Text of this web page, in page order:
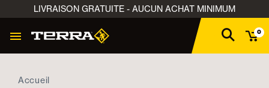
LIVRAISON GRATUITE - AUCUN ACHAT MINIMUM
0
Accueil